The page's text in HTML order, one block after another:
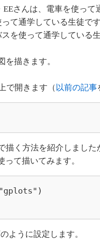
さんは、電車を使って
て通学している生徒で
を使って通学している生
を描きます。
で開きます（ 以前の記事
描く方法を紹介しました
って描いてみます。
ように設定します。